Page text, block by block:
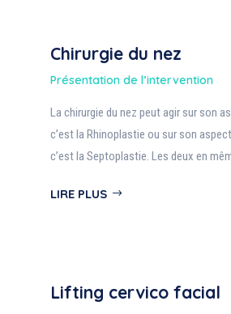
Chirurgie du nez
Présentation de l’intervention
La chirurgie du nez peut agir sur son
c’est la Rhinoplastie ou sur son
c’est la Septoplastie. Les deux en
LIRE PLUS
Lifting cervico facial